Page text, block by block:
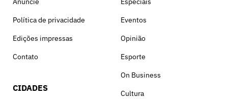
Política de privacidade
Edições impressas
Contato
CIDADES
Eventos
Opinião
Esporte
On Business
Cultura